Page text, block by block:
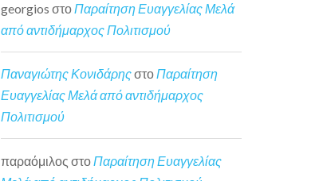
georgios στοΠαραίτηση Ευαγγελίας Μελά
από αντιδήμαρχος Πολιτισμού
Παναγιώτης ΚονιδάρηςστοΠαραίτηση
Ευαγγελίας Μελά από αντιδήμαρχος
Πολιτισμού
παραόμιλος στο Παραίτηση Ευαγγελίας